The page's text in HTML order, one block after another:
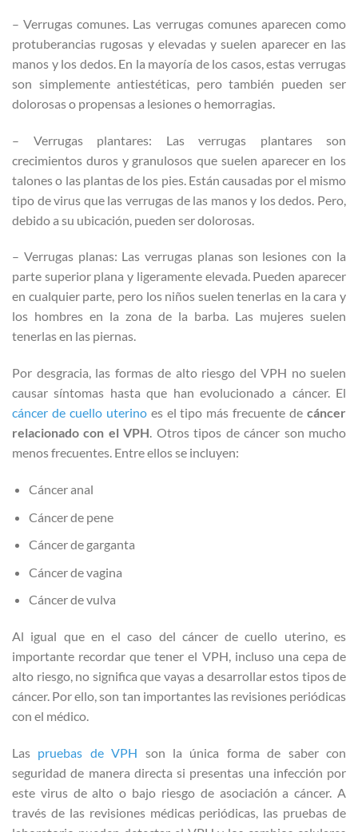
– Verrugas comunes. Las verrugas comunes aparecen como
protuberancias rugosas y elevadas y suelen aparecer en las
manos y los dedos. En la mayoría de los casos, estas verrugas
son simplemente antiestéticas, pero también pueden ser
dolorosas o propensas a lesiones o hemorragias.
– Verrugas plantares: Las verrugas plantares son
crecimientos duros y granulosos que suelen aparecer en los
talones o las plantas de los pies. Están causadas por el mismo
tipo de virus que las verrugas de las manos y los dedos. Pero,
debido a su ubicación, pueden ser dolorosas.
– Verrugas planas: Las verrugas planas son lesiones con la
parte superior plana y ligeramente elevada. Pueden aparecer
en cualquier parte, pero los niños suelen tenerlas en la cara y
los hombres en la zona de la barba. Las mujeres suelen
tenerlas en las piernas.
Por desgracia, las formas de alto riesgo del VPH no suelen
causar síntomas hasta que han evolucionado a cáncer. El
cáncer de cuello uterinoes el tipo más frecuente decáncer
relacionado con el VPH. Otros tipos de cáncer son mucho
menos frecuentes. Entre ellos se incluyen:
Cáncer anal
Cáncer de pene
Cáncer de garganta
Cáncer de vagina
Cáncer de vulva
Al igual que en el caso del cáncer de cuello uterino, es
importante recordar que tener el VPH, incluso una cepa de
alto riesgo, no significa que vayas a desarrollar estos tipos de
cáncer. Por ello, son tan importantes las revisiones periódicas
con el médico.
Las pruebas de VPH son la única forma de saber con
seguridad de manera directa si presentas una infección por
este virus de alto o bajo riesgo de asociación a cáncer. A
través de las revisiones médicas periódicas, las pruebas de